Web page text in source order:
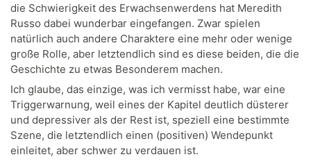
die Schwierigkeit des Erwachsenwerdens hat Meredith
Russo dabei wunderbar eingefangen. Zwar spielen
natürlich auch andere Charaktere eine mehr oder wenige
große Rolle, aber letztendlich sind es diese beiden, die die
Geschichte zu etwas Besonderem machen.
Ich glaube, das einzige, was ich vermisst habe, war eine
Triggerwarnung, weil eines der Kapitel deutlich düsterer
und depressiver als der Rest ist, speziell eine bestimmte
Szene, die letztendlich einen (positiven) Wendepunkt
einleitet, aber schwer zu verdauen ist.